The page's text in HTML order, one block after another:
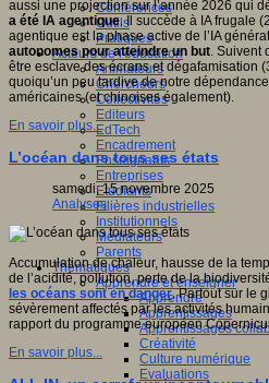
Conférences
Outils
Pratiques
Acteurs de l'éducation
Animateurs
Chercheurs
Collectivités
Editeurs
EdTech
Encadrement
Enseignants
Entreprises
Etudiants
Filières industrielles
Institutionnels
Médiateurs
Parents
Thématiques
Apprendre et enseigner
Apprendre
Apprentissages
Apprentissages
Créativité
Culture numérique
Evaluations
aussi une projection sur l’année 2026 qui
a été IA agentique. Il succède à IA frugale
agentique est la phase active de l’IA
autonomes pour atteindre un but. Suivent
être esclave des écrans et dégafamisation
quoiqu’un peu tardive de notre
américaines (et chinoises également).
En savoir plus...
L’océan dans tous ses états
samedi, 15 novembre 2025
Analyses
Accumulation de chaleur, hausse de la
de l’acidité, pollution, perte de la
les océans sont en danger. Partout sur le
sévèrement affectés par les activités
rapport du programme européen
En savoir plus...